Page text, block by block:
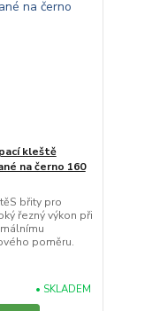
kleště
na černo 160
břity pro
řezný výkon při
poměru.
• SKLADEM